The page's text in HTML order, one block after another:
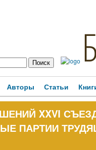
Авторы Статьи
XXVI
ПАРТИИ